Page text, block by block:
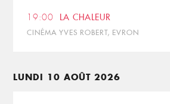
19:00 LA CHALEUR
CINÉMA YVES ROBERT, EVRON
LUNDI 10 AOÛT 2026